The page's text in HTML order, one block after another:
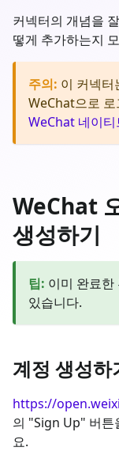
커넥터의 개념을
떻게 추가하는지
주의: 이 커넥터
WeChat으로
WeChat 네이티
WeChat
생성하기
팁: 이미 완료한
있습니다.
계정 생성하
https://
의 "Sign Up" 버튼
요.